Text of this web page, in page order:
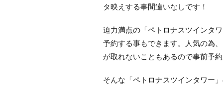
タ映えする事間違いなしです！
迫力満点の「ペトロナスツインタ
予約する事もできます。人気の為
が取れないこともあるので事前予
そんな「ペトロナスツインタワー